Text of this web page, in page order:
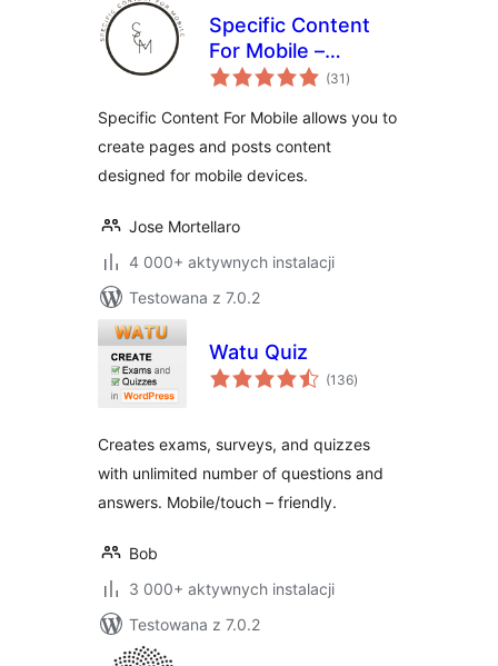
Specific Content
For Mobile –
Customize the
without
redirections
(31 wszystkich
ocen
)
Specific Content For Mobile allows you to
create pages and posts content
designed for mobile devices.
Jose Mortellaro
4 000+ aktywnych instalacji
Testowana z 7.0.2
Watu Quiz
(136wszystkich
ocen
)
Creates exams, surveys, and quizzes
with unlimited number of questions and
answers. Mobile/touch – friendly.
Bob
3 000+ aktywnych instalacji
Testowana z 7.0.2